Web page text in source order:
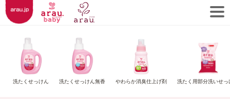
洗たくせっけん 洗たくせっけん無香 やわらか消臭仕上げ剤 洗たく用部分洗いせっ